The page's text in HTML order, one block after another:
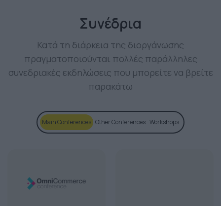
Συνέδρια
Κατά τη διάρκεια της διοργάνωσης
πραγματοποιούνται πολλές παράλληλες
συνεδριακές εκδηλώσεις που μπορείτε να βρείτε
παρακάτω
Main Conferences Other Conferences Workshops